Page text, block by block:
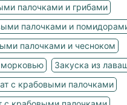
палочками и грибами
палочками и
палочками и чесноком
Закуска из
с крабовыми палочками